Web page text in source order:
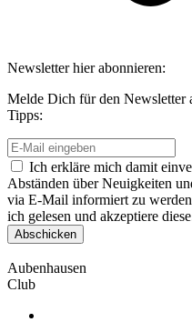
Newsletter hier abonnieren:
Melde Dich für den Newsletter
Tipps:
Ich erkläre mich damit
Abständen über Neuigkeiten
via E-Mail informiert zu
ich gelesen und akzeptiere
Aubenhausen
Club